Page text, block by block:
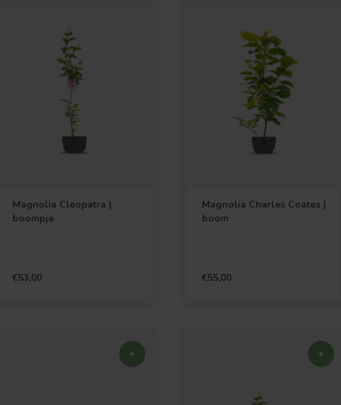
Magnolia Cleopatra |
boompje
€53,00
Magnolia Charles Coates |
boom
€55,00